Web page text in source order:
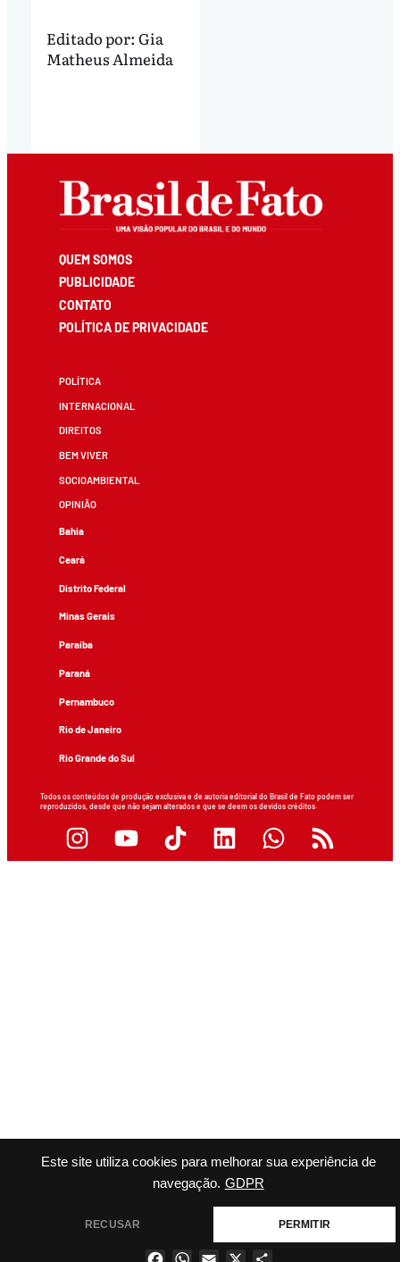
Este site utiliza cookies para melhorar sua experiência de
navegação. GDPR
RECUSAR PERMITIR
Editado por: Gia
Matheus Almeida
QUEM SOMOS
PUBLICIDADE
CONTATO
POLÍTICA DE PRIVACIDADE
POLÍTICA
INTERNACIONAL
DIREITOS
BEM VIVER
SOCIOAMBIENTAL
OPINIÃO
Bahia
Ceará
Distrito Federal
Minas Gerais
Paraíba
Paraná
Pernambuco
Rio de Janeiro
Rio Grande do Sul
Todos os conteúdos de produção exclusiva e de autoria editorial do Brasil de Fato podem ser
reproduzidos, desde que não sejam alterados e que se deem os devidos créditos.
FacebookWhatsApp
Email